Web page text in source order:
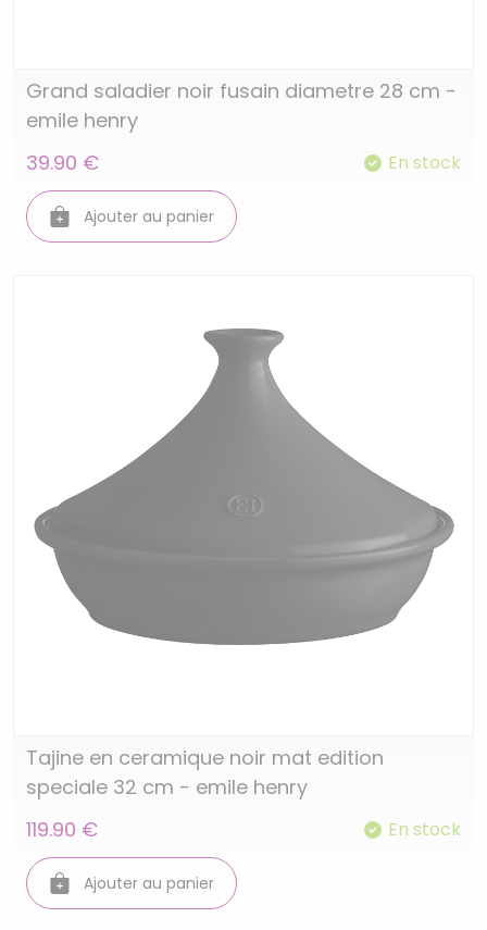
Grand saladier noir fusain diametre 28 cm -
emile henry
39.90 €
En stock
Ajouter au panier
Tajine en ceramique noir mat edition
speciale 32 cm - emile henry
119.90 €
En stock
Ajouter au panier